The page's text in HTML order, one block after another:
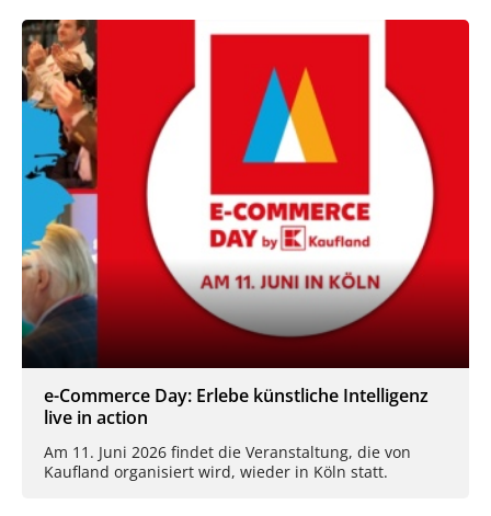
e-Commerce Day: Erlebe künstliche Intelligenz
live in action
Am 11. Juni 2026 findet die Veranstaltung, die von
Kaufland organisiert wird, wieder in Köln statt.